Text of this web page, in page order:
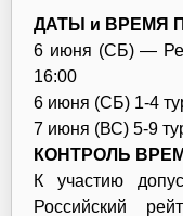
ДАТЫ и ВРЕМЯ
6 июня (СБ) —
16:00
6 июня (СБ) 1-4
7 июня (ВС) 5-9
КОНТРОЛЬ
К участию
Российский